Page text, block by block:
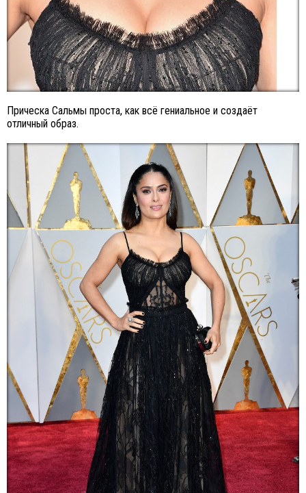
Прическа Сальмы проста, как всё гениальное и создаёт
отличный образ.